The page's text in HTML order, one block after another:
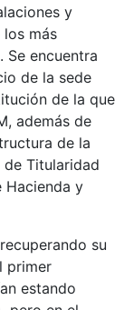
y
más
Se encuentra
de la sede
de la que
además de
de la
de Titularidad
Hacienda y
su
primer
estando